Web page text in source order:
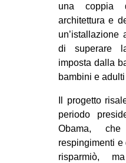
SPORT
DIRITTO
una coppia
architettura e
di superare
imposta dalla
bambini e
Il progetto
periodo
Obama,
respingimenti e
risparmiò,